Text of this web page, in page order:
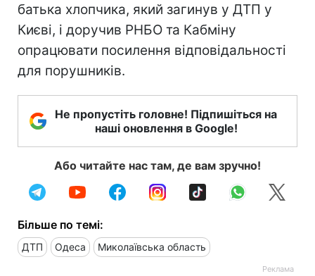
батька хлопчика, який загинув у ДТП у
Києві, і доручив РНБО та Кабміну
опрацювати посилення відповідальності
для порушників.
Не пропустіть головне! Підпишіться на
наші оновлення в Google!
Або читайте нас там, де вам зручно!
Більше по темі:
ДТП Одеса Миколаївська область